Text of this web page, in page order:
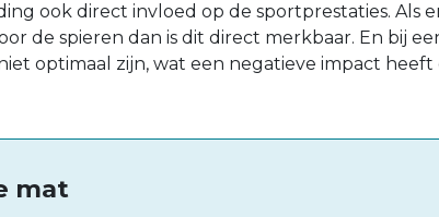
ook direct invloed op de sportprestaties. Als
de spieren dan is dit direct merkbaar. En bij
optimaal zijn, wat een negatieve impact
mat